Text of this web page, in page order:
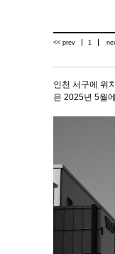
<< prev 1
인천 서구에 위
은 2025년 5월